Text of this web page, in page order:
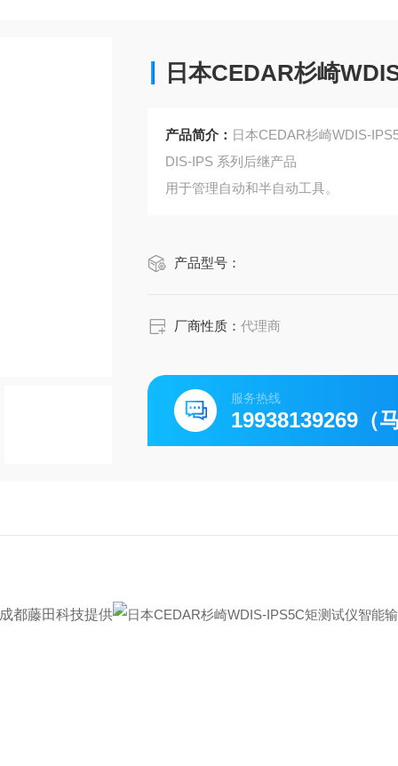
日本CEDAR杉崎
产品简介： 日本CEDAR杉崎WDIS-
DIS-IPS 系列后继产品
用于管理自动和半自动工具。
产品型号：
厂商性质：代理商
服务热线
19938139269（
都藤田科技提供